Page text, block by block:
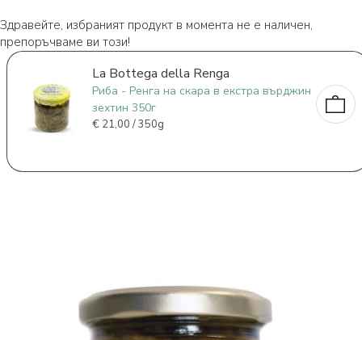
Здравейте, избраният продукт в момента не е наличен,
препоръчваме ви този!
La Bottega della Renga
Риба - Ренга на скара в екстра върджин
зехтин 350г
€21,00 / 350g